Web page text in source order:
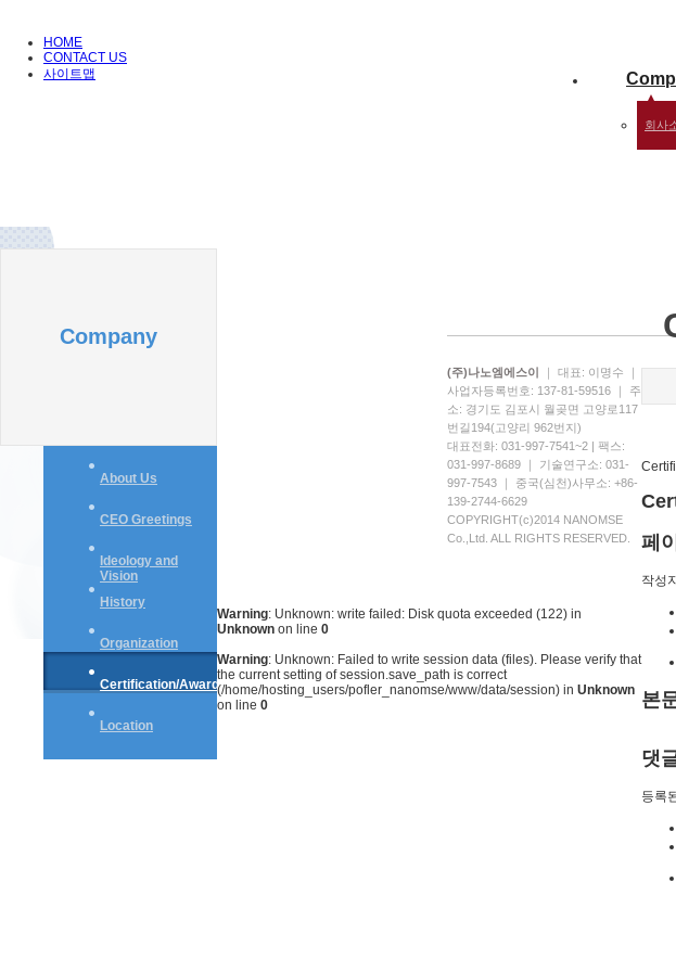
HOME
CONTACT US
사이트맵
회사
페
작성
본
댓
등록
Company
About Us
CEO Greetings
Ideology and
Vision
History
Organization
Certification/Award
Location
(주)나노엠에스이 ｜ 대표: 이명수 ｜
사업자등록번호: 137-81-59516 ｜ 주
소: 경기도 김포시 월곶면 고양로117
번길194(고양리 962번지)
대표전화: 031-997-7541~2 | 팩스:
031-997-8689 ｜ 기술연구소: 031-
997-7543 ｜ 중국(심천)사무소: +86-
139-2744-6629
COPYRIGHT(c)2014 NANOMSE
Co.,Ltd. ALL RIGHTS RESERVED.
Warning: Unknown: write failed: Disk quota exceeded (122) in
Unknown on line 0
Warning: Unknown: Failed to write session data (files). Please verify that
the current setting of session.save_path is correct
(/home/hosting_users/pofler_nanomse/www/data/session) in Unknown
on line 0